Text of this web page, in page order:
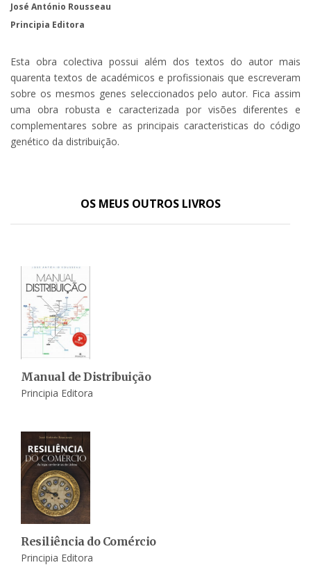
José António Rousseau
Principia Editora
Esta obra colectiva possui além dos textos do autor mais
quarenta textos de académicos e profissionais que escreveram
sobre os mesmos genes seleccionados pelo autor. Fica assim
uma obra robusta e caracterizada por visões diferentes e
complementares sobre as principais caracteristicas do código
genético da distribuição.
OS MEUS OUTROS LIVROS
Manual de Distribuição
Principia Editora
Resiliência do Comércio
Principia Editora